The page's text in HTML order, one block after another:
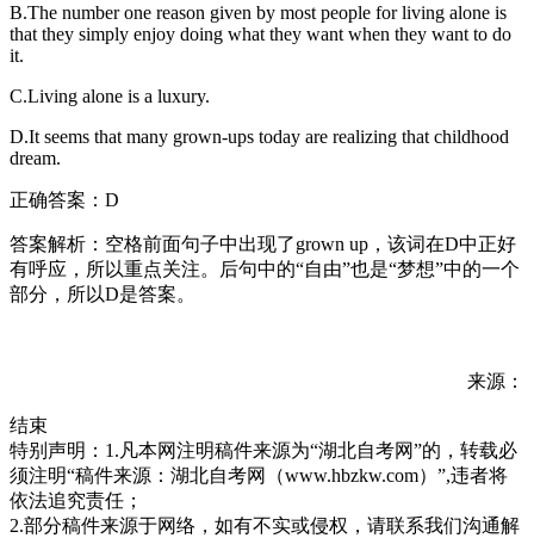
B.The number one reason given by most people for living alone is
that they simply enjoy doing what they want when they want to do
it.
C.Living alone is a luxury.
D.It seems that many grown-ups today are realizing that childhood
dream.
正确答案：D
答案解析：空格前面句子中出现了grown up，该词在D中正好
有呼应，所以重点关注。后句中的“自由”也是“梦想”中的一个
部分，所以D是答案。
来源：
结束
特别声明：1.凡本网注明稿件来源为“湖北自考网”的，转载必
须注明“稿件来源：湖北自考网（www.hbzkw.com）”,违者将
依法追究责任；
2.部分稿件来源于网络，如有不实或侵权，请联系我们沟通解